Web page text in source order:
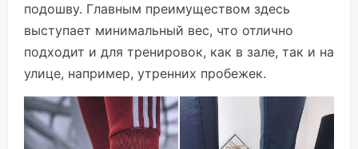
подошву. Главным преимуществом здесь
выступает минимальный вес, что отлично
подходит и для тренировок, как в зале, так и на
улице, например, утренних пробежек.